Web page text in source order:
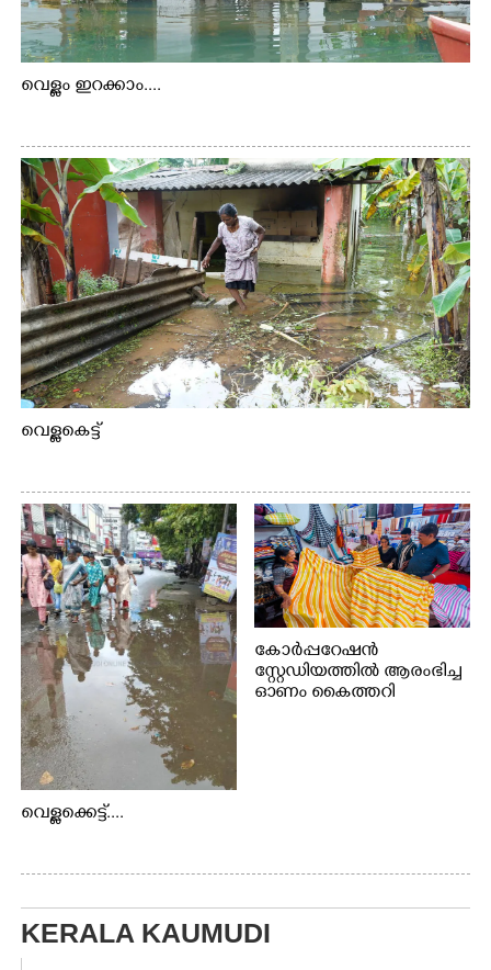
വെള്ളം ഇറക്കാം....
വെള്ളകെട്ട്
വെള്ളക്കെട്ട്....
കോർപ്പറേഷൻ
സ്റ്റേഡിയത്തിൽ ആരംഭിച്ച
ഓണം കൈത്തറി
KERALA KAUMUDI